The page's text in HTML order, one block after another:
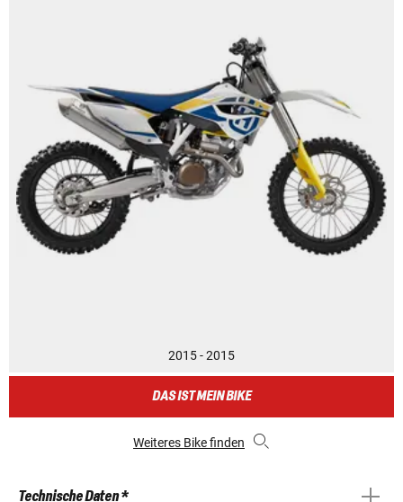
2015 - 2015
DAS IST MEIN BIKE
Weiteres Bike finden
Technische Daten *